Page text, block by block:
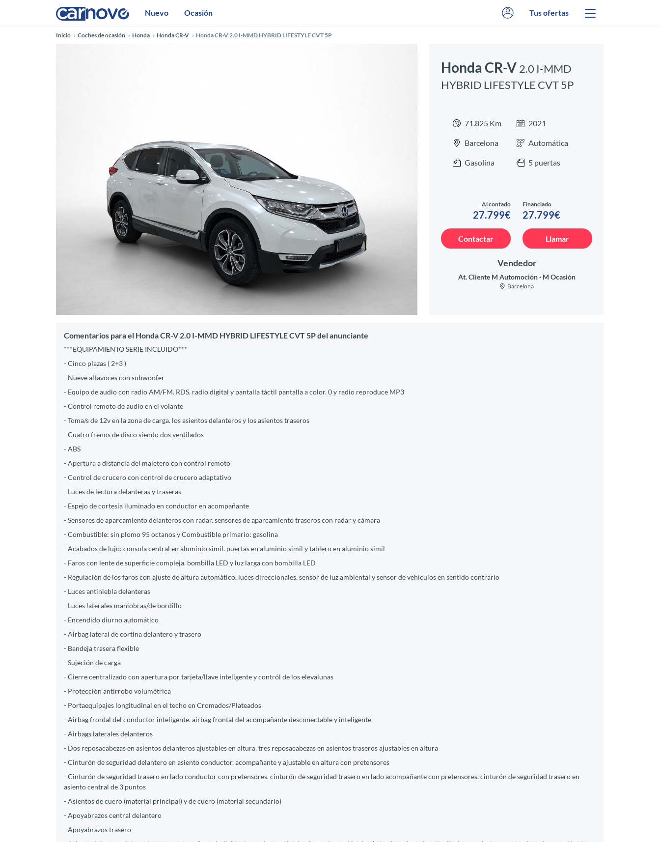
Nuevo Ocasión Tus ofertas
Inicio Coches de ocasión Honda Honda CR-V Honda CR-V 2.0 I-MMD HYBRID LIFESTYLE CVT 5P
Anterior
Honda CR-V 2.0 I-MMD
HYBRID LIFESTYLE CVT 5P
71.825 Km 2021
Barcelona Automática
Gasolina 5 puertas
Al contado
27.799€
Financiado
27.799€
Contactar Llamar
Vendedor
At. Cliente M Automoción M Ocasión
Barcelona
Comentarios para el Honda CR-V 2.0 I-MMD HYBRID LIFESTYLE CVT 5P del anunciante
***EQUIPAMIENTO SERIE INCLUIDO***
- Cinco plazas ( 2+3 )
- Nueve altavoces con subwoofer
- Equipo de audio con radio AM/FM. RDS. radio digital y pantalla táctil pantalla a color. 0 y radio reproduce MP3
- Control remoto de audio en el volante
- Toma/s de 12v en la zona de carga. los asientos delanteros y los asientos traseros
- Cuatro frenos de disco siendo dos ventilados
- ABS
- Apertura a distancia del maletero con control remoto
- Control de crucero con control de crucero adaptativo
- Luces de lectura delanteras y traseras
- Espejo de cortesía iluminado en conductor en acompañante
- Sensores de aparcamiento delanteros con radar. sensores de aparcamiento traseros con radar y cámara
- Combustible: sin plomo 95 octanos y Combustible primario: gasolina
- Acabados de lujo: consola central en aluminio simil. puertas en aluminio simil y tablero en aluminio simil
- Faros con lente de superficie compleja. bombilla LED y luz larga con bombilla LED
- Regulación de los faros con ajuste de altura automático. luces direccionales. sensor de luz ambiental y sensor de vehículos en sentido contrario
- Luces antiniebla delanteras
- Luces laterales maniobras/de bordillo
- Encendido diurno automático
- Airbag lateral de cortina delantero y trasero
- Bandeja trasera flexible
- Sujeción de carga
- Cierre centralizado con apertura por tarjeta/llave inteligente y contról de los elevalunas
- Protección antirrobo volumétrica
- Portaequipajes longitudinal en el techo en Cromados/Plateados
- Airbag frontal del conductor inteligente. airbag frontal del acompañante desconectable y inteligente
- Airbags laterales delanteros
- Dos reposacabezas en asientos delanteros ajustables en altura. tres reposacabezas en asientos traseros ajustables en altura
- Cinturón de seguridad delantero en asiento conductor. acompañante y ajustable en altura con pretensores
- Cinturón de seguridad trasero en lado conductor con pretensores. cinturón de seguridad trasero en lado acompañante con pretensores. cinturón de seguridad trasero en
asiento central de 3 puntos
- Asientos de cuero (material principal) y de cuero (material secundario)
- Apoyabrazos central delantero
- Apoyabrazos trasero